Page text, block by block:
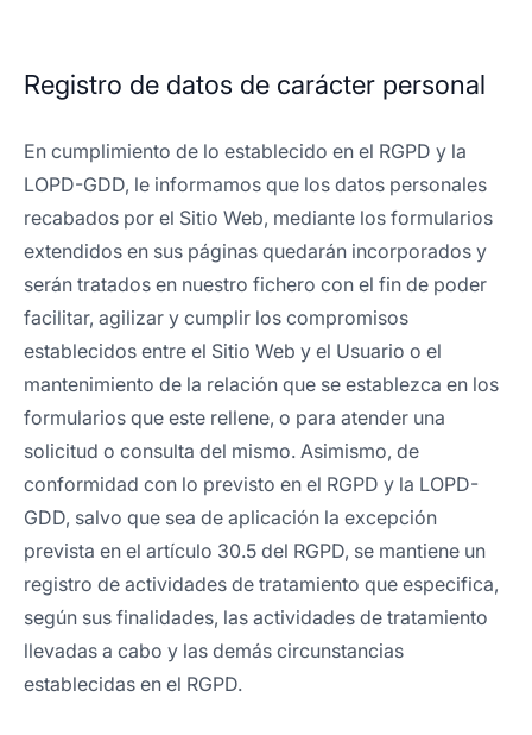
Registro de datos de carácter personal
En cumplimiento de lo establecido en el RGPD y la
LOPD-GDD, le informamos que los datos personales
recabados por el Sitio Web, mediante los formularios
extendidos en sus páginas quedarán incorporados y
serán tratados en nuestro fichero con el fin de poder
facilitar, agilizar y cumplir los compromisos
establecidos entre el Sitio Web y el Usuario o el
mantenimiento de la relación que se establezca en los
formularios que este rellene, o para atender una
solicitud o consulta del mismo. Asimismo, de
conformidad con lo previsto en el RGPD y la LOPD-
GDD, salvo que sea de aplicación la excepción
prevista en el artículo 30.5 del RGPD, se mantiene un
registro de actividades de tratamiento que especifica,
según sus finalidades, las actividades de tratamiento
llevadas a cabo y las demás circunstancias
establecidas en el RGPD.